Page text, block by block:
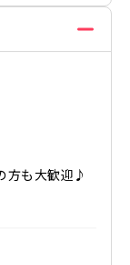
方も大歓迎♪